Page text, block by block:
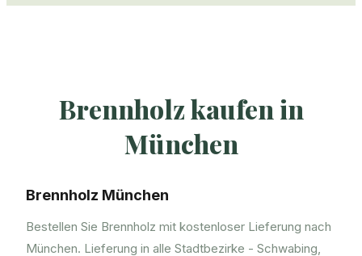
Brennholz kaufen in
München
Brennholz München
Bestellen Sie Brennholz mit kostenloser Lieferung nach
München. Lieferung in alle Stadtbezirke - Schwabing,